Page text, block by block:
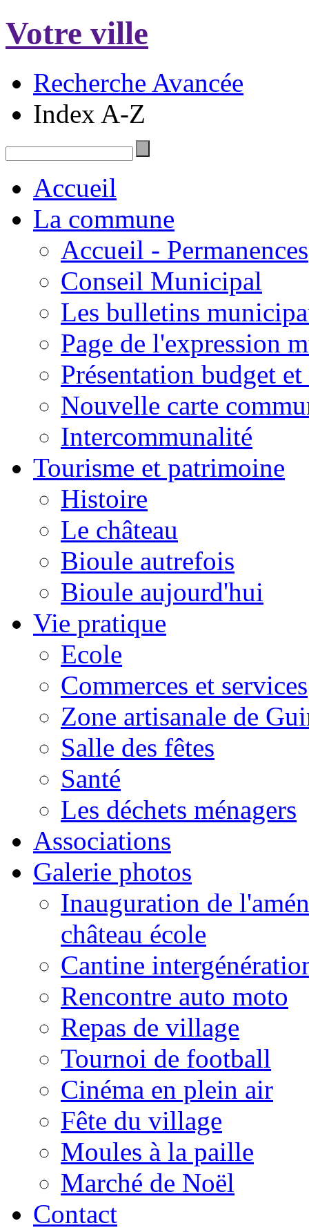
Votre ville
Recherche Avancée
Index A-Z
Accueil
La commune
Accueil - Permanences
Conseil Municipal
Les bulletins
Page de l'expression
Présentation budget
Nouvelle carte
Intercommunalité
Tourisme et patrimoine
Histoire
Le château
Bioule autrefois
Bioule aujourd'hui
Vie pratique
Ecole
Commerces et services
Zone artisanale de
Salle des fêtes
Santé
Les déchets ménagers
Associations
Galerie photos
Inauguration de
château école
Cantine
Rencontre auto moto
Repas de village
Tournoi de football
Cinéma en plein air
Fête du village
Moules à la paille
Marché de Noël
Contact